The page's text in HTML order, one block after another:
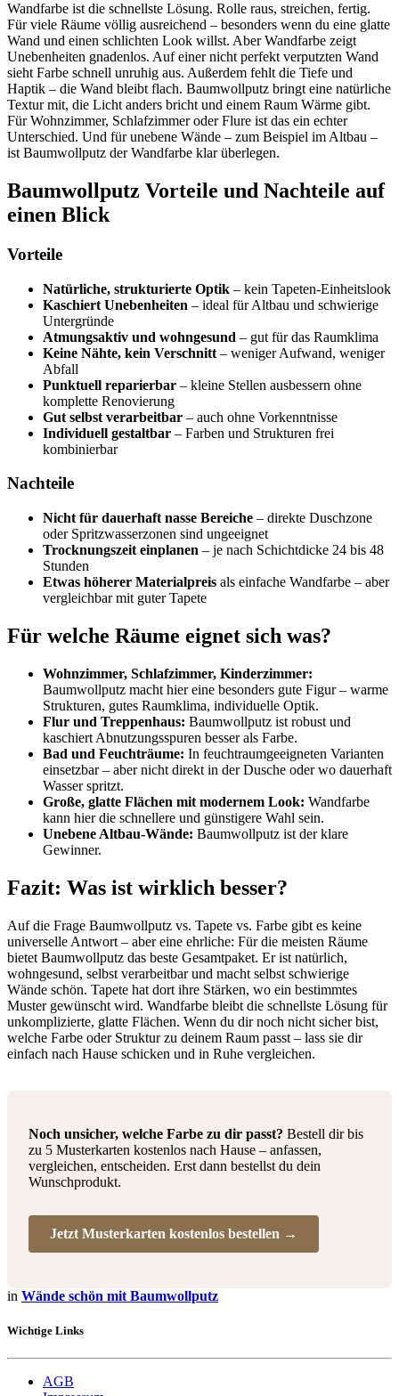
Wandfarbe ist die schnellste Lösung. Rolle raus, streichen, fertig.
Für viele Räume völlig ausreichend – besonders wenn du eine glatte
Wand und einen schlichten Look willst. Aber Wandfarbe zeigt
Unebenheiten gnadenlos. Auf einer nicht perfekt verputzten Wand
sieht Farbe schnell unruhig aus. Außerdem fehlt die Tiefe und
Haptik – die Wand bleibt flach. Baumwollputz bringt eine natürliche
Textur mit, die Licht anders bricht und einem Raum Wärme gibt.
Für Wohnzimmer, Schlafzimmer oder Flure ist das ein echter
Unterschied. Und für unebene Wände – zum Beispiel im Altbau –
ist Baumwollputz der Wandfarbe klar überlegen.
Baumwollputz Vorteile und Nachteile auf
einen Blick
Vorteile
Natürliche, strukturierte Optik – kein Tapeten-Einheitslook
Kaschiert Unebenheiten – ideal für Altbau und schwierige
Untergründe
Atmungsaktiv und wohngesund – gut für das Raumklima
Keine Nähte, kein Verschnitt – weniger Aufwand, weniger
Abfall
Punktuell reparierbar – kleine Stellen ausbessern ohne
komplette Renovierung
Gut selbst verarbeitbar – auch ohne Vorkenntnisse
Individuell gestaltbar – Farben und Strukturen frei
kombinierbar
Nachteile
Nicht für dauerhaft nasse Bereiche – direkte Duschzone
oder Spritzwasserzonen sind ungeeignet
Trocknungszeit einplanen – je nach Schichtdicke 24 bis 48
Stunden
Etwas höherer Materialpreis als einfache Wandfarbe – aber
vergleichbar mit guter Tapete
Für welche Räume eignet sich was?
Wohnzimmer, Schlafzimmer, Kinderzimmer:
Baumwollputz macht hier eine besonders gute Figur – warme
Strukturen, gutes Raumklima, individuelle Optik.
Flur und Treppenhaus: Baumwollputz ist robust und
kaschiert Abnutzungsspuren besser als Farbe.
Bad und Feuchträume: In feuchtraumgeeigneten Varianten
einsetzbar – aber nicht direkt in der Dusche oder wo dauerhaft
Wasser spritzt.
Große, glatte Flächen mit modernem Look: Wandfarbe
kann hier die schnellere und günstigere Wahl sein.
Unebene Altbau-Wände: Baumwollputz ist der klare
Gewinner.
Fazit: Was ist wirklich besser?
Auf die Frage Baumwollputz vs. Tapete vs. Farbe gibt es keine
universelle Antwort – aber eine ehrliche: Für die meisten Räume
bietet Baumwollputz das beste Gesamtpaket. Er ist natürlich,
wohngesund, selbst verarbeitbar und macht selbst schwierige
Wände schön. Tapete hat dort ihre Stärken, wo ein bestimmtes
Muster gewünscht wird. Wandfarbe bleibt die schnellste Lösung für
unkomplizierte, glatte Flächen. Wenn du dir noch nicht sicher bist,
welche Farbe oder Struktur zu deinem Raum passt – lass sie dir
einfach nach Hause schicken und in Ruhe vergleichen.
Noch unsicher, welche Farbe zu dir passt? Bestell dir bis
zu 5 Musterkarten kostenlos nach Hause – anfassen,
vergleichen, entscheiden. Erst dann bestellst du dein
Wunschprodukt.
Jetzt Musterkarten kostenlos bestellen →
in Wände schön mit Baumwollputz
Wichtige Links
AGB